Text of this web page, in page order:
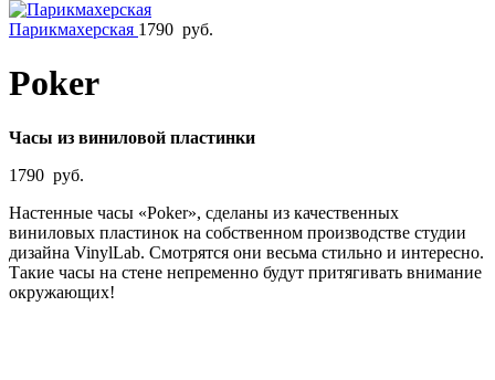
Парикмахерская 1790 руб.
Poker
Часы из виниловой пластинки
1790 руб.
Настенные часы «Poker», сделаны из качественных
виниловых пластинок на собственном производстве студии
дизайна VinylLab. Смотрятся они весьма стильно и интересно.
Такие часы на стене непременно будут притягивать внимание
окружающих!